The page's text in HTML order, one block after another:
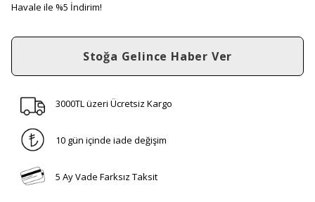
Havale ile %5 İndirim!
Stoğa Gelince Haber Ver
3000TL üzeri Ücretsiz Kargo
10 gün içinde iade değişim
5 Ay Vade Farksız Taksit